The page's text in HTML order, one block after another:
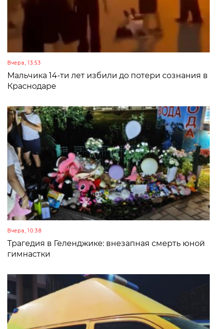
Вчера, 13:53
Мальчика 14-ти лет избили до потери сознания в
Краснодаре
Вчера, 10:38
Трагедия в Геленджике: внезапная смерть юной
гимнастки